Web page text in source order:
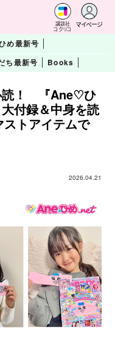
講談社
コクリコ
マイページ
め最新号
ち最新号 Books
読！ 『Ane♡ひ
付録＆中身を読
トアイテムで
2026.04.21